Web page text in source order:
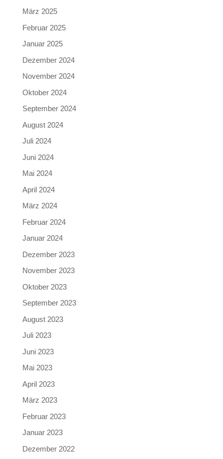
März 2025
Februar 2025
Januar 2025
Dezember 2024
November 2024
Oktober 2024
September 2024
August 2024
Juli 2024
Juni 2024
Mai 2024
April 2024
März 2024
Februar 2024
Januar 2024
Dezember 2023
November 2023
Oktober 2023
September 2023
August 2023
Juli 2023
Juni 2023
Mai 2023
April 2023
März 2023
Februar 2023
Januar 2023
Dezember 2022